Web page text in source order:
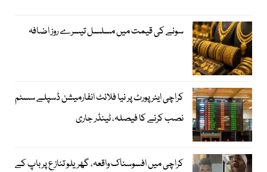
سونے کی قیمت میں مسلسل تیسرے روز اضافہ
کراچی ایئرپورٹ پر نیا فلائٹ انفارمیشن ڈسپلے سسٹم
نصب کرنے کا فیصلہ، ٹینڈر جاری
کراچی میں افسوسناک واقعہ، گھریلو تنازع پر باپ کے